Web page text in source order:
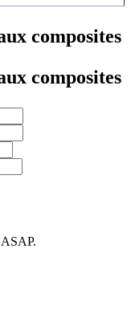
composites
composites